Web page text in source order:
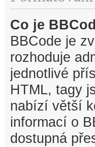
Co je
BBCode je
rozhoduje
jednotlivé
HTML, tagy
nabízí větší
informací o
dostupná